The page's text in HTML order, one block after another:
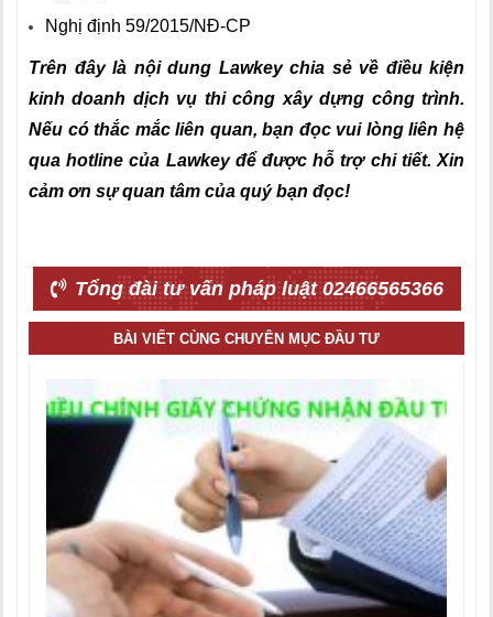
Nghị định 59/2015/NĐ-CP
Trên đây là nội dung Lawkey chia sẻ về điều kiện
kinh doanh dịch vụ thi công xây dựng công trình.
Nếu có thắc mắc liên quan, bạn đọc vui lòng liên hệ
qua hotline của Lawkey để được hỗ trợ chi tiết. Xin
cảm ơn sự quan tâm của quý bạn đọc!
Tổng đài tư vấn pháp luật 02466565366
BÀI VIẾT CÙNG CHUYÊN MỤC ĐẦU TƯ